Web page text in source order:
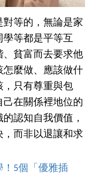
對等的，無論是家
學等都是平等互
、貧富而去要求他
怎麼做、應該做什
，只有尊重與包
在關係裡地位的
認知自我價值，
而非以退讓和求
！5個「優雅插